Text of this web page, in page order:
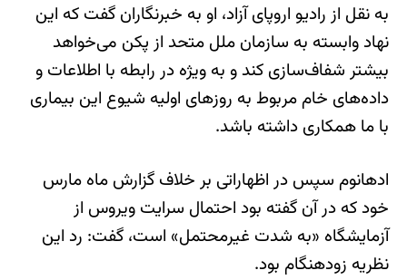
به نقل از رادیو اروپای آزاد، او به خبرنگاران گفت که این
نهاد وابسته به سازمان ملل متحد از پکن می‌خواهد
بیشتر شفاف‌سازی کند و به ویژه در رابطه با اطلاعات و
داده‌های خام مربوط به روزهای اولیه شیوع این بیماری
با ما همکاری داشته باشد.
ادهانوم سپس در اظهاراتی بر خلاف گزارش ماه مارس
خود که در آن گفته بود احتمال سرایت ویروس از
آزمایشگاه «به شدت غیرمحتمل» است، گفت: رد این
نظریه زودهنگام بود.